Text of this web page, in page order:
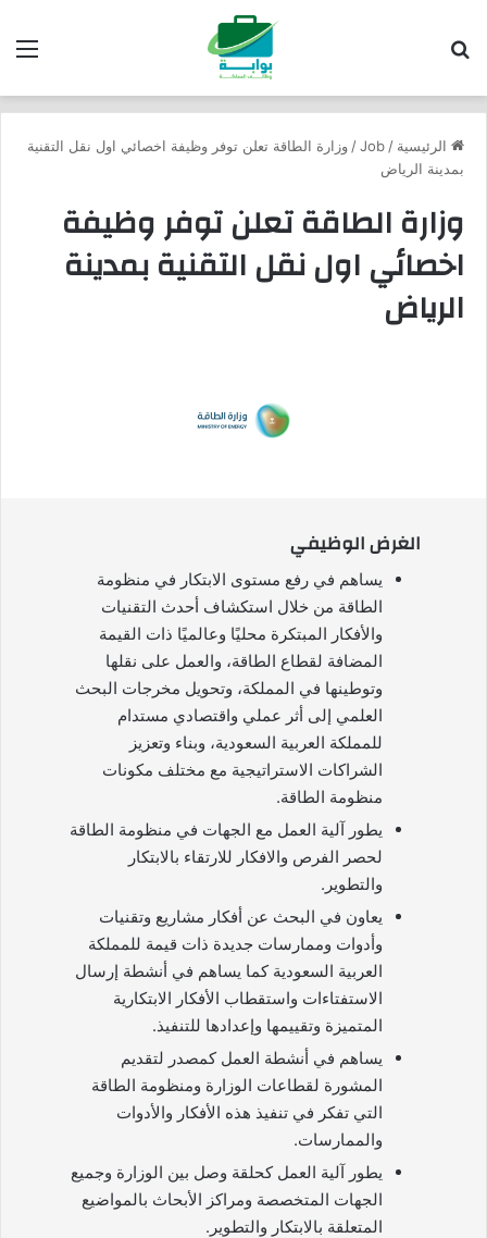
الرئيسية /
Job
/ وزارة الطاقة تعلن توفر وظيفة اخصائي اول نقل التقنية
بمدينة الرياض
وزارة الطاقة تعلن توفر وظيفة
اخصائي اول نقل التقنية بمدينة
الرياض
الغرض الوظيفي
يساهم في رفع مستوى الابتكار في منظومة
الطاقة من خلال استكشاف أحدث التقنيات
والأفكار المبتكرة محليًا وعالميًا ذات القيمة
المضافة لقطاع الطاقة، والعمل على نقلها
وتوطينها في المملكة، وتحويل مخرجات البحث
العلمي إلى أثر عملي واقتصادي مستدام
للمملكة العربية السعودية، وبناء وتعزيز
الشراكات الاستراتيجية مع مختلف مكونات
منظومة الطاقة.
يطور آلية العمل مع الجهات في منظومة الطاقة
لحصر الفرص والافكار للارتقاء بالابتكار
والتطوير.
يعاون في البحث عن أفكار مشاريع وتقنيات
وأدوات وممارسات جديدة ذات قيمة للمملكة
العربية السعودية كما يساهم في أنشطة إرسال
الاستفتاءات واستقطاب الأفكار الابتكارية
المتميزة وتقييمها وإعدادها للتنفيذ.
يساهم في أنشطة العمل كمصدر لتقديم
المشورة لقطاعات الوزارة ومنظومة الطاقة
التي تفكر في تنفيذ هذه الأفكار والأدوات
والممارسات.
يطور آلية العمل كحلقة وصل بين الوزارة وجميع
الجهات المتخصصة ومراكز الأبحاث بالمواضيع
المتعلقة بالابتكار والتطوير.